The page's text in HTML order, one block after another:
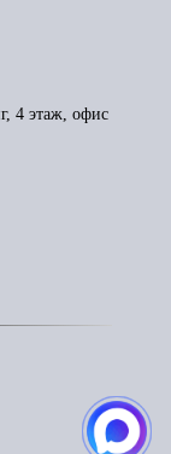
4 этаж, офис